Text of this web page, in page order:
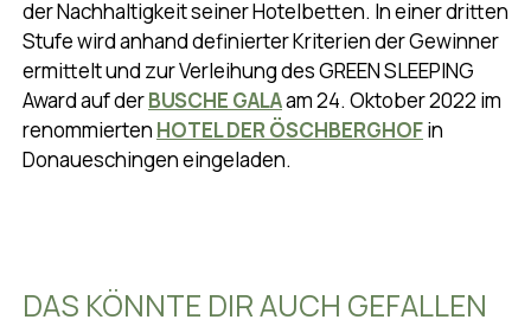
der Nachhaltigkeit seiner Hotelbetten. In einer dritten
Stufe wird anhand definierter Kriterien der Gewinner
ermittelt und zur Verleihung des GREEN SLEEPING
Award auf derBUSCHE GALAam 24. Oktober 2022 im
renommierten HOTEL DER ÖSCHBERGHOFin
Donaueschingen eingeladen.
DAS KÖNNTE DIR AUCH GEFALLEN